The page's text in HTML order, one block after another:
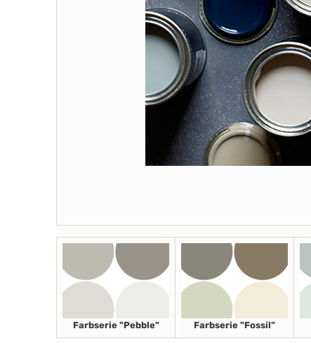
Farbserie "Pebble" Farbserie "Fossil"